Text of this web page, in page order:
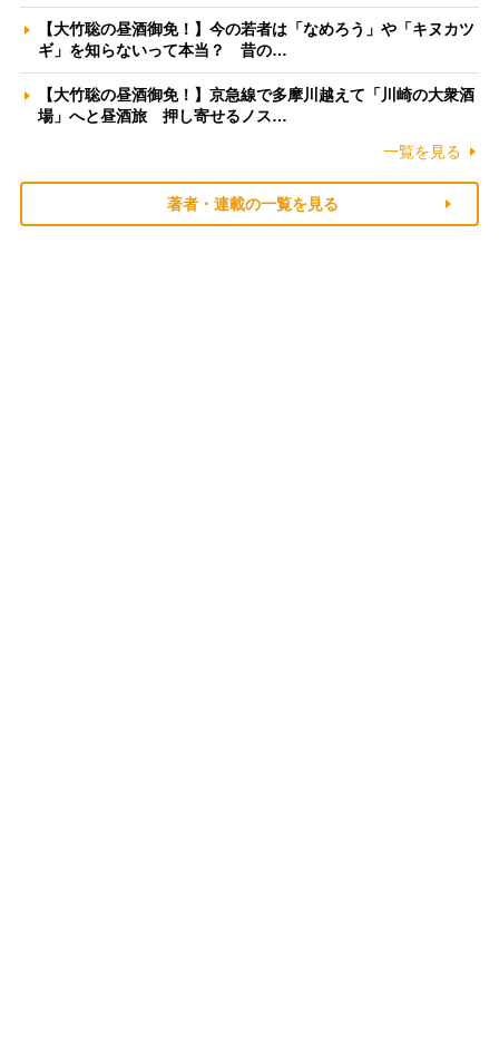
【大竹聡の昼酒御免！】今の若者は「なめろう」や「キヌカツ
ギ」を知らないって本当？ 昔の…
【大竹聡の昼酒御免！】京急線で多摩川越えて「川崎の大衆酒
場」へと昼酒旅 押し寄せるノス…
一覧を見る
著者・連載の一覧を見る